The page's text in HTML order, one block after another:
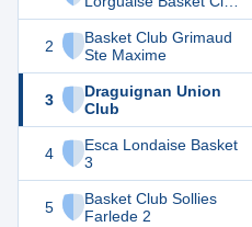
3
2
Basket Club Grimaud
Ste Maxime
3
Draguignan Union
Club
4
Esca Londaise Basket
3
5
Basket Club Sollies
Farlede 2
32 18
30
29 18
29